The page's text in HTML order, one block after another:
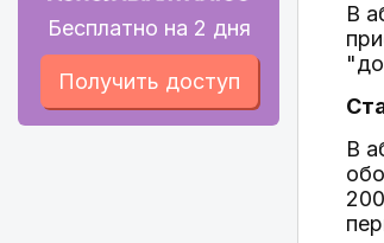
Бесплатно на 2 дня
Получить доступ
В
В